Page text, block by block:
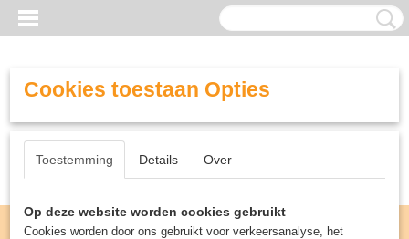
Cookies toestaan Opties
Toestemming Details Over
Op deze website worden cookies gebruikt
Cookies worden door ons gebruikt voor verkeersanalyse, het